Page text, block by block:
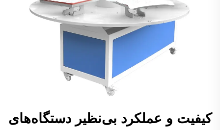
کیفیت و عملکرد بی‌نظیر دستگاه‌های